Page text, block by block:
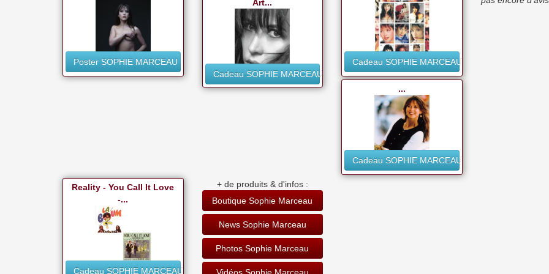
Poster SOPHIE MARCEAU
Art...
Cadeau SOPHIE MARCEAU
Cadeau SOPHIE MARCEAU
...
Cadeau SOPHIE MARCEAU
Reality - You Call It Love
-...
Cadeau SOPHIE MARCEAU
+ de produits & d'infos :
Boutique Sophie Marceau
News Sophie Marceau
Photos Sophie Marceau